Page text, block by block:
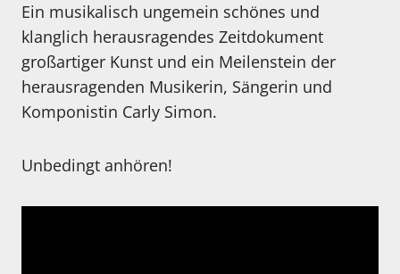
Ein musikalisch ungemein schönes und
klanglich herausragendes Zeitdokument
großartiger Kunst und ein Meilenstein der
herausragenden Musikerin, Sängerin und
Komponistin Carly Simon.
Unbedingt anhören!